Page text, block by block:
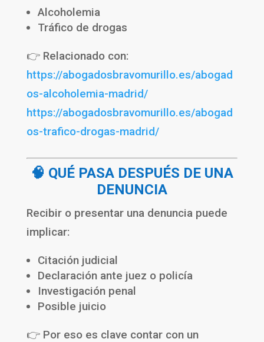
Alcoholemia
Tráfico de drogas
👉 Relacionado con:
https://abogadosbravomurillo.es/abogad
os-alcoholemia-madrid/
https://abogadosbravomurillo.es/abogad
os-trafico-drogas-madrid/
🧠 QUÉ PASA DESPUÉS DE UNA
DENUNCIA
Recibir o presentar una denuncia puede
implicar:
Citación judicial
Declaración ante juez o policía
Investigación penal
Posible juicio
👉 Por eso es clave contar con un